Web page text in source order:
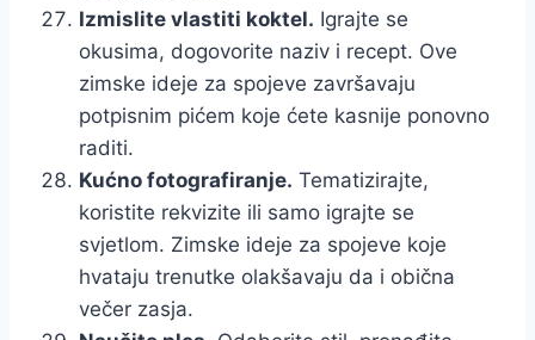
Izmislite vlastiti koktel. Igrajte se
okusima, dogovorite naziv i recept. Ove
zimske ideje za spojeve završavaju
potpisnim pićem koje ćete kasnije ponovno
raditi.
Kućno fotografiranje. Tematizirajte,
koristite rekvizite ili samo igrajte se
svjetlom. Zimske ideje za spojeve koje
hvataju trenutke olakšavaju da i obična
večer zasja.